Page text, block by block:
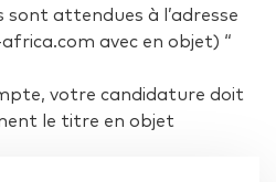
attendues à l’adresse
avec en objet) “
votre candidature doit
le titre en objet